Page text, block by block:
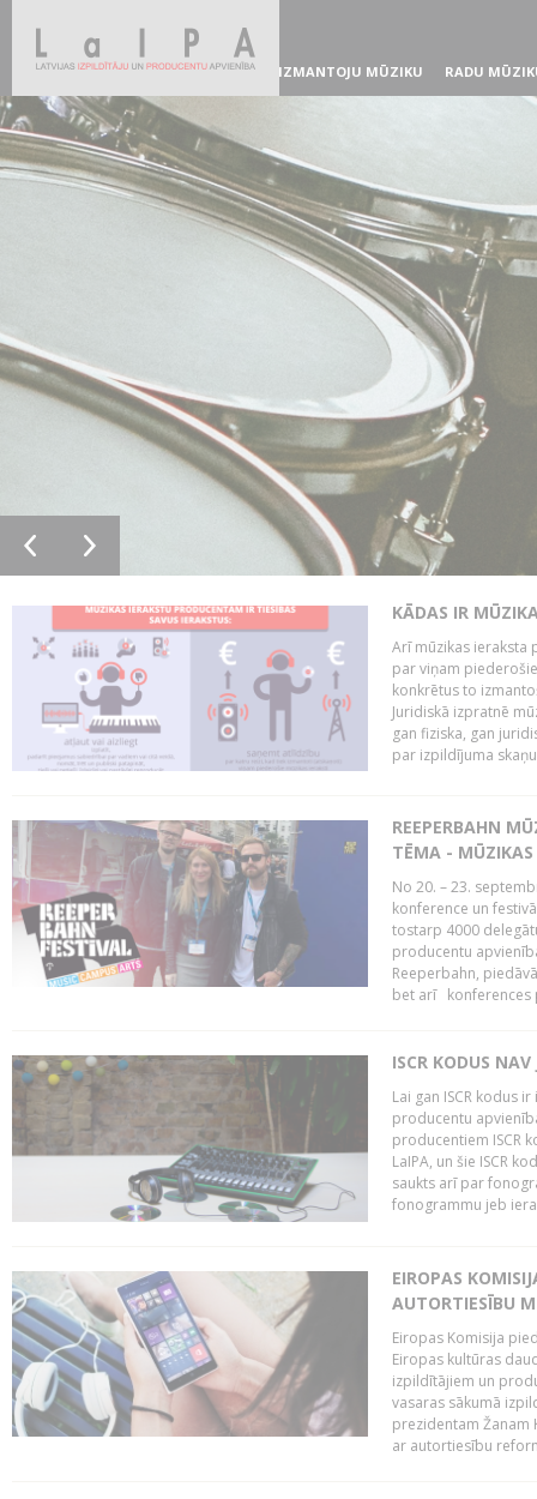
IZMANTOJU MŪZIKU RADU
KĀDAS IR
Arī mūzikas ieraksta
par viņam
konkrētus to
Juridiskā izpratnē
gan fiziska, gan
par izpildījuma
REEPERBAHN
TĒMA -
No 20. – 23.
konference un
tostarp 4000
producentu
Reeperbahn,
bet arī konferences
ISCR KODUS
Lai gan ISCR kodus
producentu
producentiem ISCR
LaIPA, un šie ISCR
saukts arī par
fonogrammu jeb
EIROPAS
AUTORTIESĪBU
Eiropas Komisija
Eiropas kultūras
izpildītājiem un
vasaras sākumā
prezidentam Žanam
ar autortiesību